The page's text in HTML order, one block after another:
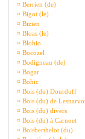
¤ Berrien (de)
¤ Bigot (le)
¤ Bizien
¤ Bloas (le)
¤ Blohio
¤ Bocozel
¤ Bodigneau (de)
¤ Bogar
¤ Bohic
¤ Bois (du) Dourduff
¤ Bois (du) de
¤ Bois (du) divers
¤ Bois (du) à Carnoet
¤ Boisberthelot (du)